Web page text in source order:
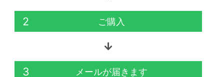
2 ご購入
3 メールが届きます